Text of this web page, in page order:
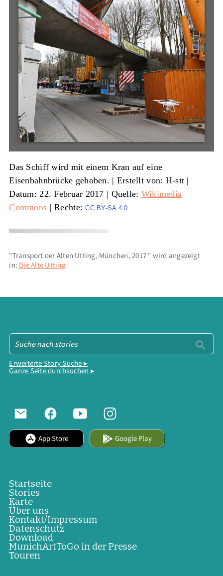
Das Schiff wird mit einem Kran auf eine
Eisenbahnbrücke gehoben. | Erstellt von: H-stt |
Datum: 22. Februar 2017 | Quelle: Wikimedia
Commons | Rechte:CC BY-SA 4.0
"Transport der Alten Utting, München, 2017 " wird angezeigt
in: Die Alte Utting
Erweiterte Story Suche ▸
Ganze Seite durchsuchen ▸
App Store Google Play
Startseite
Stories
Karte
Über uns
Kontakt/Impressum
Datenschutz
Download
MunichArtToGo in der Presse
Touren